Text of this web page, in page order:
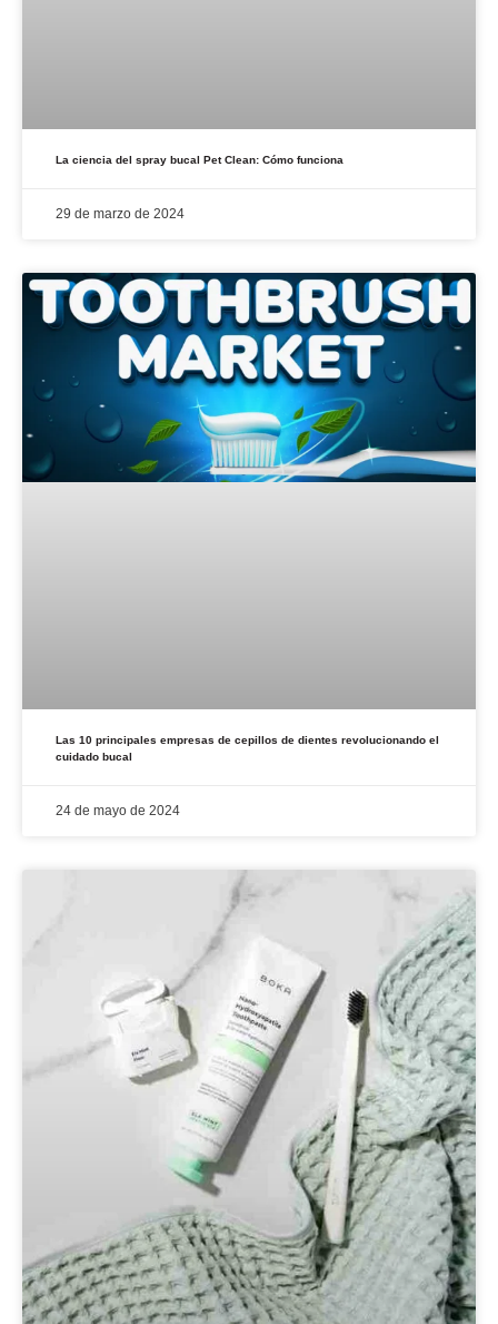
La ciencia del spray bucal Pet Clean: Cómo funciona
29 de marzo de 2024
Las 10 principales empresas de cepillos de dientes revolucionando el
cuidado bucal
24 de mayo de 2024